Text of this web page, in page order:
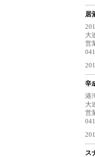
居
大
営
辛
港
大
営
ス